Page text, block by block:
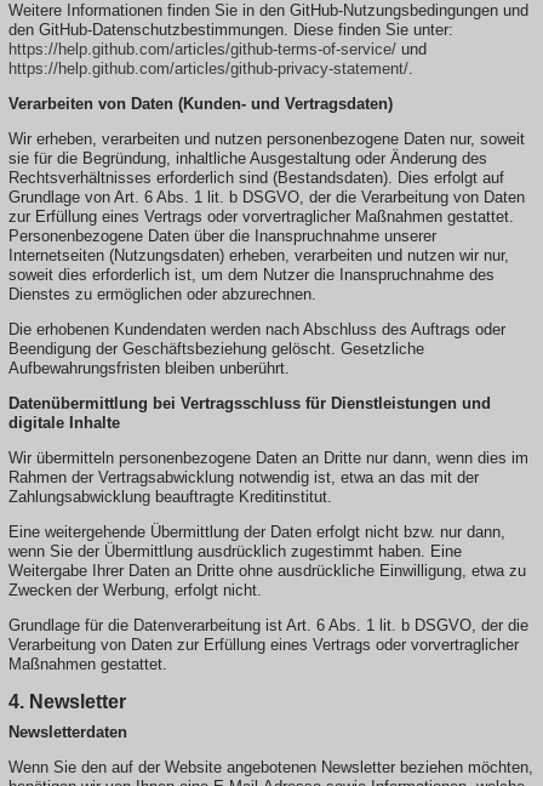
Weitere Informationen finden Sie in den GitHub-Nutzungsbedingungen und
den GitHub-Datenschutzbestimmungen. Diese finden Sie unter:
https://help.github.com/articles/github-terms-of-service/ und
https://help.github.com/articles/github-privacy-statement/.
Verarbeiten von Daten (Kunden- und Vertragsdaten)
Wir erheben, verarbeiten und nutzen personenbezogene Daten nur, soweit
sie für die Begründung, inhaltliche Ausgestaltung oder Änderung des
Rechtsverhältnisses erforderlich sind (Bestandsdaten). Dies erfolgt auf
Grundlage von Art. 6 Abs. 1 lit. b DSGVO, der die Verarbeitung von Daten
zur Erfüllung eines Vertrags oder vorvertraglicher Maßnahmen gestattet.
Personenbezogene Daten über die Inanspruchnahme unserer
Internetseiten (Nutzungsdaten) erheben, verarbeiten und nutzen wir nur,
soweit dies erforderlich ist, um dem Nutzer die Inanspruchnahme des
Dienstes zu ermöglichen oder abzurechnen.
Die erhobenen Kundendaten werden nach Abschluss des Auftrags oder
Beendigung der Geschäftsbeziehung gelöscht. Gesetzliche
Aufbewahrungsfristen bleiben unberührt.
Datenübermittlung bei Vertragsschluss für Dienstleistungen und
digitale Inhalte
Wir übermitteln personenbezogene Daten an Dritte nur dann, wenn dies im
Rahmen der Vertragsabwicklung notwendig ist, etwa an das mit der
Zahlungsabwicklung beauftragte Kreditinstitut.
Eine weitergehende Übermittlung der Daten erfolgt nicht bzw. nur dann,
wenn Sie der Übermittlung ausdrücklich zugestimmt haben. Eine
Weitergabe Ihrer Daten an Dritte ohne ausdrückliche Einwilligung, etwa zu
Zwecken der Werbung, erfolgt nicht.
Grundlage für die Datenverarbeitung ist Art. 6 Abs. 1 lit. b DSGVO, der die
Verarbeitung von Daten zur Erfüllung eines Vertrags oder vorvertraglicher
Maßnahmen gestattet.
4. Newsletter
Newsletterdaten
Wenn Sie den auf der Website angebotenen Newsletter beziehen möchten,